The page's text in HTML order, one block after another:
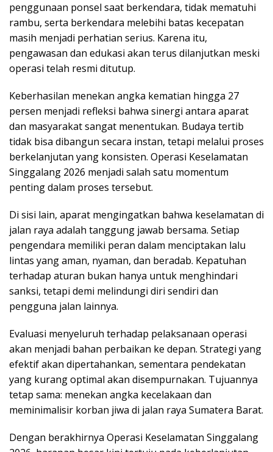
penggunaan ponsel saat berkendara, tidak mematuhi
rambu, serta berkendara melebihi batas kecepatan
masih menjadi perhatian serius. Karena itu,
pengawasan dan edukasi akan terus dilanjutkan meski
operasi telah resmi ditutup.
Keberhasilan menekan angka kematian hingga 27
persen menjadi refleksi bahwa sinergi antara aparat
dan masyarakat sangat menentukan. Budaya tertib
tidak bisa dibangun secara instan, tetapi melalui proses
berkelanjutan yang konsisten. Operasi Keselamatan
Singgalang 2026 menjadi salah satu momentum
penting dalam proses tersebut.
Di sisi lain, aparat mengingatkan bahwa keselamatan di
jalan raya adalah tanggung jawab bersama. Setiap
pengendara memiliki peran dalam menciptakan lalu
lintas yang aman, nyaman, dan beradab. Kepatuhan
terhadap aturan bukan hanya untuk menghindari
sanksi, tetapi demi melindungi diri sendiri dan
pengguna jalan lainnya.
Evaluasi menyeluruh terhadap pelaksanaan operasi
akan menjadi bahan perbaikan ke depan. Strategi yang
efektif akan dipertahankan, sementara pendekatan
yang kurang optimal akan disempurnakan. Tujuannya
tetap sama: menekan angka kecelakaan dan
meminimalisir korban jiwa di jalan raya Sumatera Barat.
Dengan berakhirnya Operasi Keselamatan Singgalang